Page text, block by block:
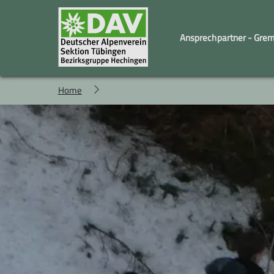
Ansprechpartner -
Geschäftstelle und Vorstand
Familiengruppe Wandergruppe
Kindergruppe
Home